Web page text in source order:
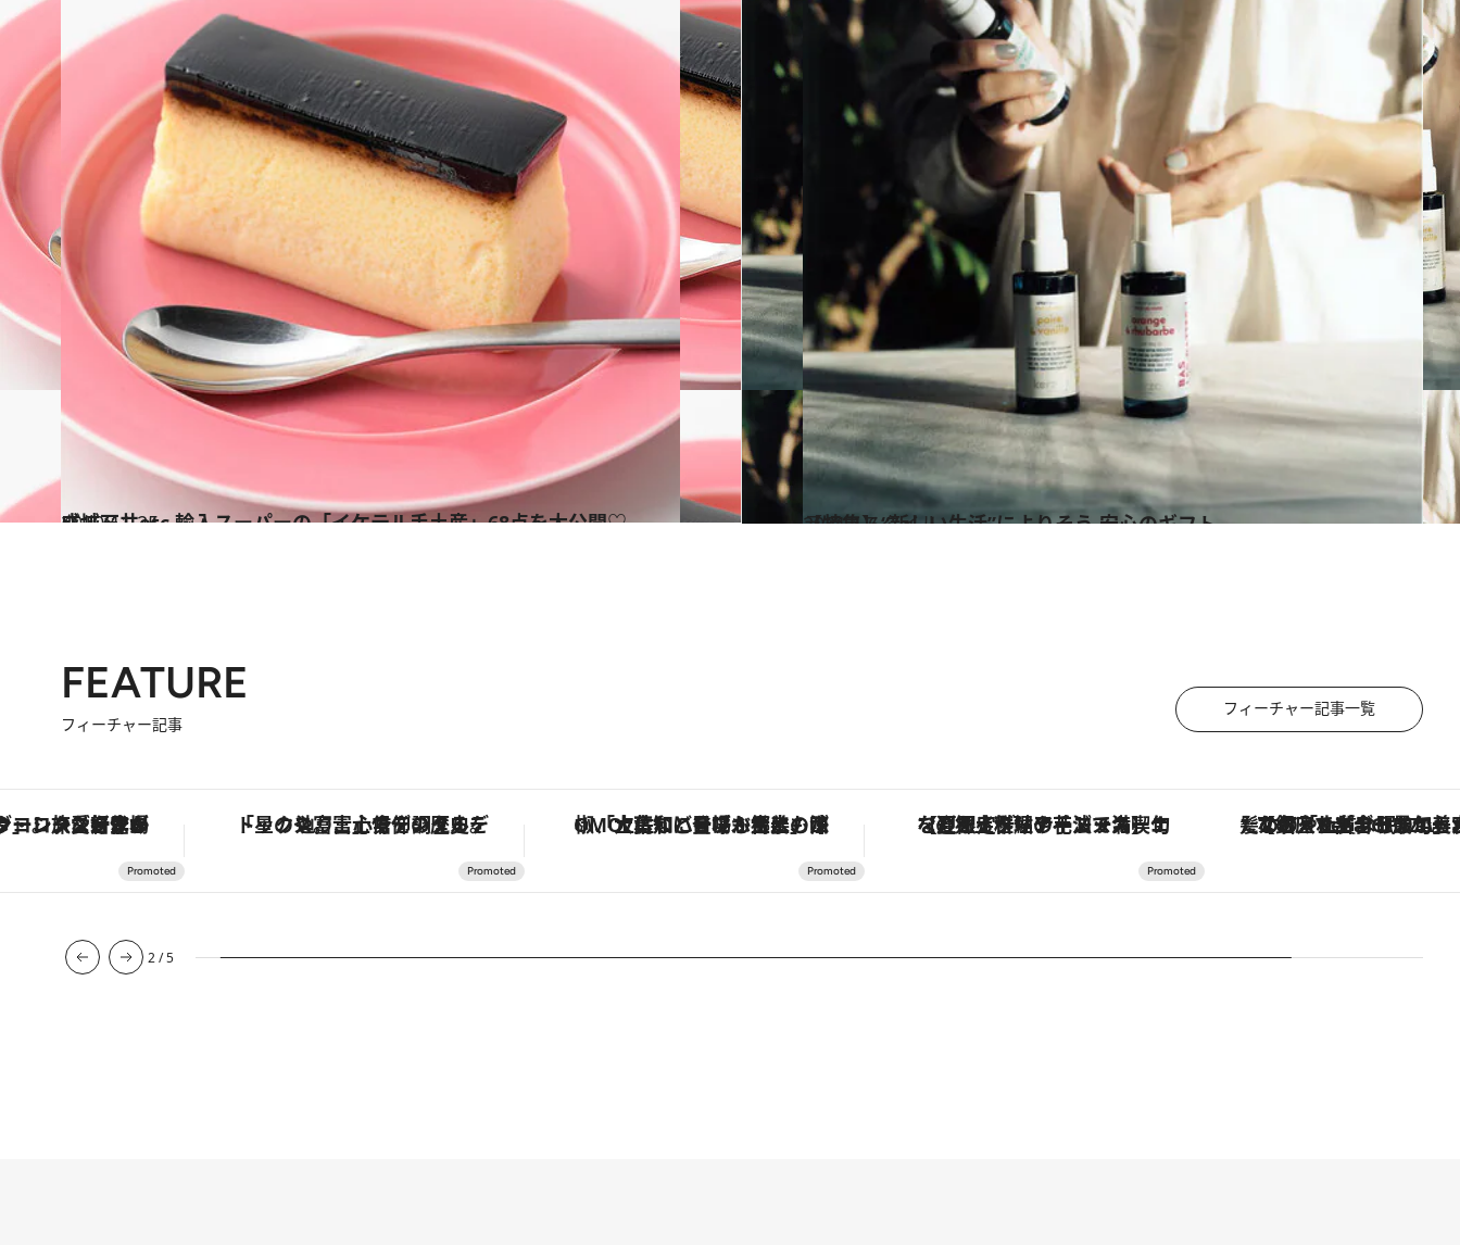
2020.11.25
成城石井etc 輸入スーパーの「イケテル手土産」68点を大公開♡
グルメ 2021.1.6
【特集】“新しい生活”によりそう 安心のギフト
ライフスタイル
FEATURE
フィーチャー記事
フィーチャー記事一覧
ヴァシュロン・コンスタンタン「オーヴァーシーズ・オートマティック」。旅愛好家のお気に入りコレクションから、ジェンダーレスな新作が登場 「星のや富士」でデジタルデトックス。冨士信仰の歴史を辿り、心身を調える。 「土佐和ハーブかき氷」がOMO7高知に登場！生姜、山椒、大葉など目にも舌にも涼を呼ぶ郷土の味 【夏限定ディナーコース】旬を迎える稚鮎や花ズッキーニなどをイタリア・トスカーナの郷土料理の手法で満喫！
2/5